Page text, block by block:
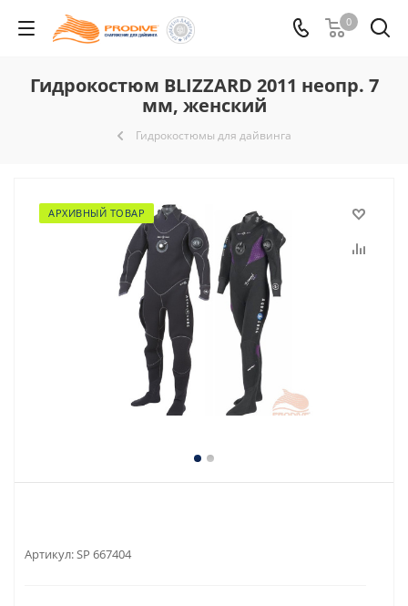
0
Гидрокостюм BLIZZARD 2011 неопр. 7
мм, женский
Гидрокостюмы для дайвинга
АРХИВНЫЙ ТОВАР
Артикул:SP 667404